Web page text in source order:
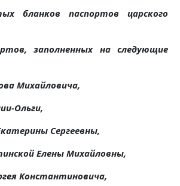
бланков паспортов царского
заполненных на следующие
Михайловича,
Ольги,
Сергеевны,
Елены Михайловны,
Константиновича,